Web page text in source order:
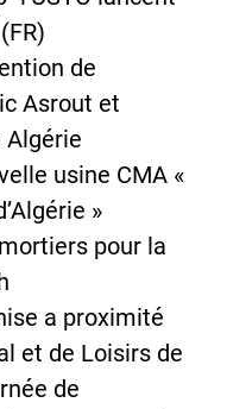
de
Asrout et
Algérie
usine CMA «
»
pour la
a proximité
et de Loisirs de
de